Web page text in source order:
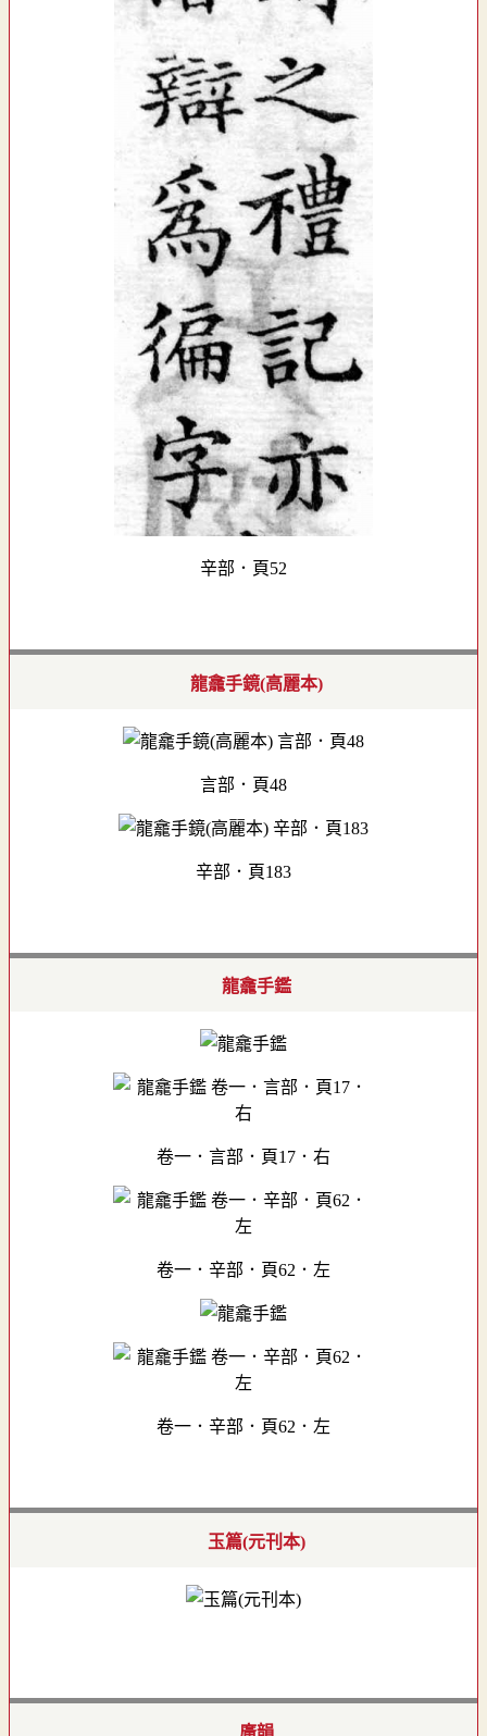
辛部．頁52
龍龕手鏡(高麗本)
言部．頁48
辛部．頁183
龍龕手鑑
卷一．言部．頁17．右
卷一．辛部．頁62．左
卷一．辛部．頁62．左
玉篇(元刊本)
廣韻